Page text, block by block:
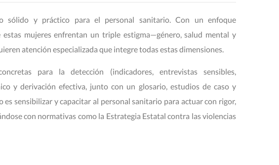
sólido y práctico para el personal sanitario. Con un enfoque
estas mujeres enfrentan un triple estigma—género, salud mental y
atención especializada que integre todas estas dimensiones.
para la detección (indicadores, entrevistas sensibles,
y derivación efectiva, junto con un glosario, estudios de caso y
es sensibilizar y capacitar al personal sanitario para actuar con rigor,
con normativas como la Estrategia Estatal contra las violencias